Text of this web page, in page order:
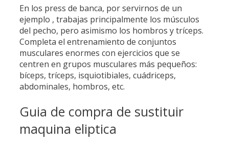
En los press de banca, por servirnos de un
ejemplo , trabajas principalmente los músculos
del pecho, pero asimismo los hombros y tríceps.
Completa el entrenamiento de conjuntos
musculares enormes con ejercicios que se
centren en grupos musculares más pequeños:
bíceps, tríceps, isquiotibiales, cuádriceps,
abdominales, hombros, etc.
Guia de compra de sustituir
maquina eliptica